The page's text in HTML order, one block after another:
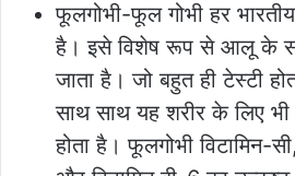
फूलगोभी-फूल गोभी हर भारतीय
है। इसे विशेष रूप से आलू के
जाता है। जो बहुत ही टेस्टी
साथ साथ यह शरीर के लिए
होता है। फूलगोभी विटामिन-